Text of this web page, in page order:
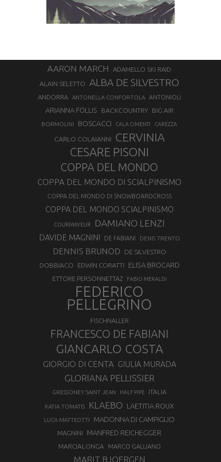
AARON MARCH ADAMELLO SKI RAID
ALAIN SELETTO ALBA DE SILVESTRO
ANDORRA ANTONELLA CONFORTOLA ANTONIOLI
ARIANNA FOLLIS BACKCOUNTRY BIG AIR
BORMOLINI BOSCACCI CALA CIMENTI CAREZZA
CARLO COLAIANNI CERVINIA
CESARE PISONI
COPPA DEL MONDO
COPPA DEL MONDO DI SCIALPINISMO
COPPA DEL MONDO DI SNOWBOARDCROSS
COPPA DEL MONDO SCIALPINISMO
COURMAYEUR DAMIANO LENZI
DAVIDE MAGNINI DE FABIANI DENIS TRENTO
DENNIS BRUNOD DE SILVESTRO
DOBBIACO EDWIN CORATTI ELISA BROCARD
ETTORE PERSONNETTAZ FABIO MERALDI
FEDERICO
PELLEGRINO
FISCHNALLER
FRANCESCO DE FABIANI
GIANCARLO COSTA
GIORGIO DI CENTA GIULIA MURADA
GLORIANA PELLISSIER
GRESSONEY SAINT JEAN HALF PIPE ITALIA
KATIA TOMATIS KLAEBO LAETITIA ROUX
LUCA MATTEOTTI MADONNA DI CAMPIGLIO
MAGNINI MANFRED REICHEGGER
MARCIALONGA MARCO GALLIANO
MARIT BJOERGEN